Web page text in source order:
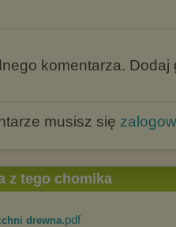
komentarza. Dodaj
musisz się
z tego chomika
drewna.pdf